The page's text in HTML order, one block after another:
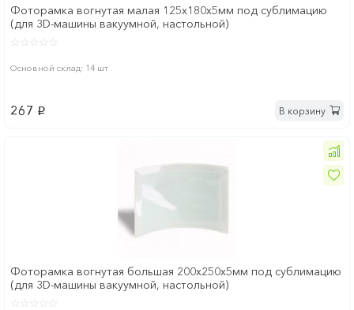
Фоторамка вогнутая малая 125х180х5мм под сублимацию
(для 3D-машины вакуумной, настольной)
Основной склад: 14 шт
267 p В корзину
Фоторамка вогнутая большая 200х250х5мм под сублимацию
(для 3D-машины вакуумной, настольной)